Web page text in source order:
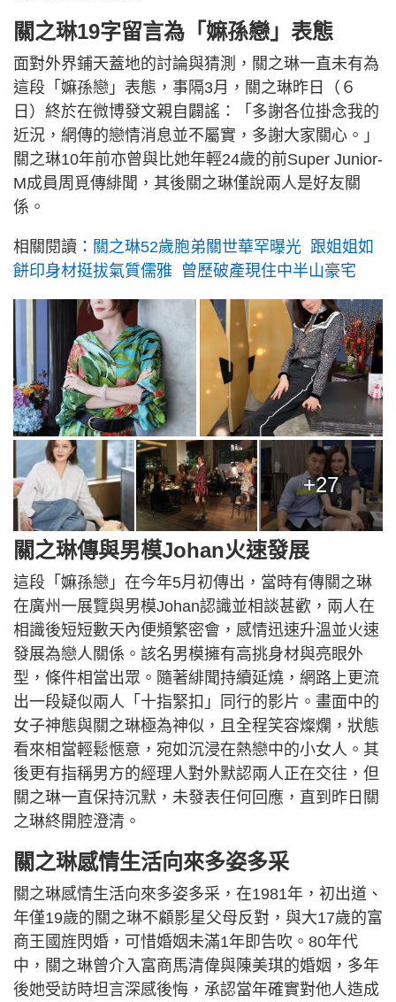
關之琳19字留言為「嫲孫戀」表態
面對外界鋪天蓋地的討論與猜測，關之琳一直未有為
這段「嫲孫戀」表態，事隔3月，關之琳昨日（６
日）終於在微博發文親自闢謠：「多謝各位掛念我的
近況，網傳的戀情消息並不屬實，多謝大家關心。」
關之琳10年前亦曾與比她年輕24歲的前Super Junior-
M成員周覓傳緋聞，其後關之琳僅說兩人是好友關
係。
相關閱讀： 關之琳52歲胞弟關世華罕曝光 跟姐姐如
餅印身材挺拔氣質儒雅 曾歷破產現住中半山豪宅
+27
關之琳傳與男模Johan火速發展
這段「嫲孫戀」在今年5月初傳出，當時有傳關之琳
在廣州一展覽與男模Johan認識並相談甚歡，兩人在
相識後短短數天內便頻繁密會，感情迅速升溫並火速
發展為戀人關係。該名男模擁有高挑身材與亮眼外
型，條件相當出眾。隨著緋聞持續延燒，網路上更流
出一段疑似兩人「十指緊扣」同行的影片。畫面中的
女子神態與關之琳極為神似，且全程笑容燦爛，狀態
看來相當輕鬆愜意，宛如沉浸在熱戀中的小女人。其
後更有指稱男方的經理人對外默認兩人正在交往，但
關之琳一直保持沉默，未發表任何回應，直到昨日關
之琳終開腔澄清。
關之琳感情生活向來多姿多采
關之琳感情生活向來多姿多采，在1981年，初出道、
年僅19歲的關之琳不顧影星父母反對，與大17歲的富
商王國旌閃婚，可惜婚姻未滿1年即告吹。80年代
中，關之琳曾介入富商馬清偉與陳美琪的婚姻，多年
後她受訪時坦言深感後悔，承認當年確實對他人造成